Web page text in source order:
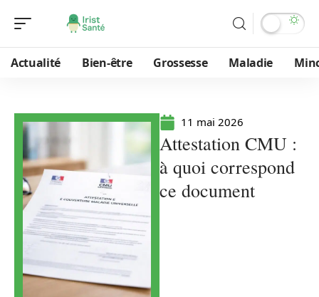
Actualité Bien-être Grossesse Maladie
11 mai 2026
Attestation CMU :
à quoi correspond
ce document